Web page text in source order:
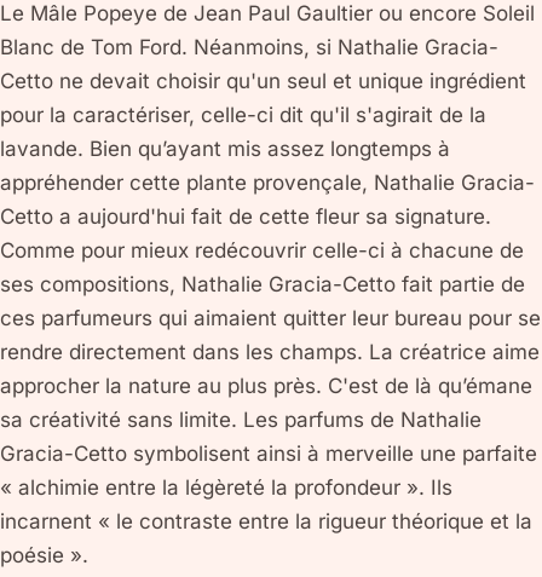
Le Mâle Popeye de Jean Paul Gaultier ou encore Soleil
Blanc de Tom Ford. Néanmoins, si Nathalie Gracia-
Cetto ne devait choisir qu'un seul et unique ingrédient
pour la caractériser, celle-ci dit qu'il s'agirait de la
lavande. Bien qu’ayant mis assez longtemps à
appréhender cette plante provençale, Nathalie Gracia-
Cetto a aujourd'hui fait de cette fleur sa signature.
Comme pour mieux redécouvrir celle-ci à chacune de
ses compositions, Nathalie Gracia-Cetto fait partie de
ces parfumeurs qui aimaient quitter leur bureau pour se
rendre directement dans les champs. La créatrice aime
approcher la nature au plus près. C'est de là qu’émane
sa créativité sans limite. Les parfums de Nathalie
Gracia-Cetto symbolisent ainsi à merveille une parfaite
« alchimie entre la légèreté la profondeur ». Ils
incarnent « le contraste entre la rigueur théorique et la
poésie ».